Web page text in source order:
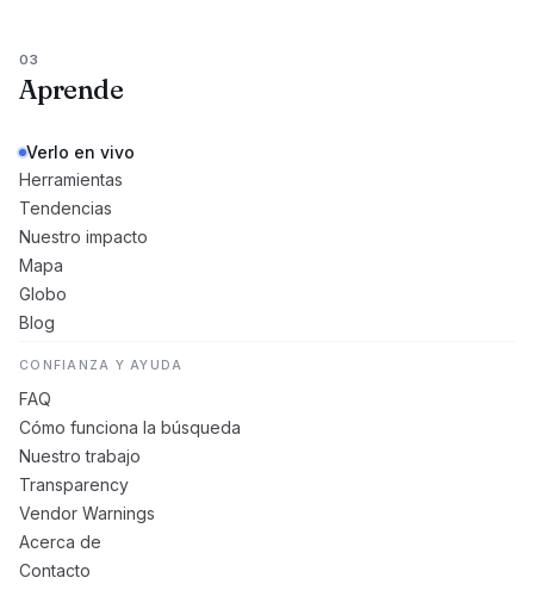
03
Aprende
Verlo en vivo
Herramientas
Tendencias
Nuestro impacto
Mapa
Globo
Blog
CONFIANZA Y AYUDA
FAQ
Cómo funciona la búsqueda
Nuestro trabajo
Transparency
Vendor Warnings
Acerca de
Contacto